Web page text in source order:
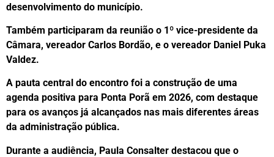
desenvolvimento do município.
Também participaram da reunião o 1º vice-presidente da
Câmara, vereador Carlos Bordão, e o vereador Daniel Puka
Valdez.
A pauta central do encontro foi a construção de uma
agenda positiva para Ponta Porã em 2026, com destaque
para os avanços já alcançados nas mais diferentes áreas
da administração pública.
Durante a audiência, Paula Consalter destacou que o